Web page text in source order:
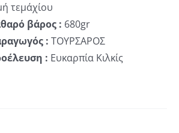
τεμάχίου
βάρος : 680gr
: ΤΟΥΡΣΑΡΟΣ
: Ευκαρπία Κιλκίς